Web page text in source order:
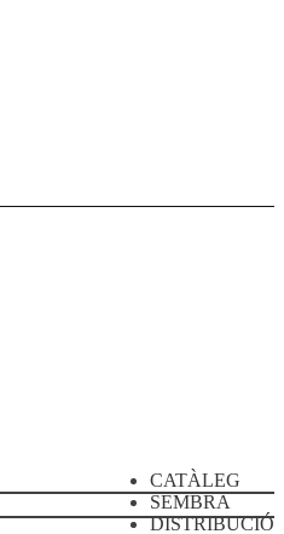
CATÀLEG
SEMBRA
DISTRIBUCIÓ